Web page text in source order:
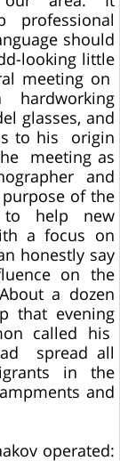
professional
should
looking little
meeting on
hardworking
glasses, and
to his origin
meeting as
and
of the
to help new
a focus on
honestly say
on the
a dozen
that evening
called his
spread all
in the
and
operated: